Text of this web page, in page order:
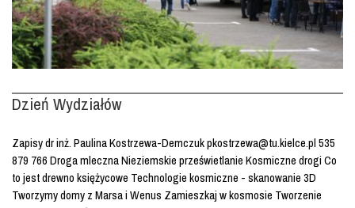
Dzień Wydziałów
Zapisy dr inż. Paulina Kostrzewa-Demczuk pkostrzewa@tu.kielce.pl 535
879 766 Droga mleczna Nieziemskie prześwietlanie Kosmiczne drogi Co
to jest drewno księżycowe Technologie kosmiczne - skanowanie 3D
Tworzymy domy z Marsa i Wenus Zamieszkaj w kosmosie Tworzenie